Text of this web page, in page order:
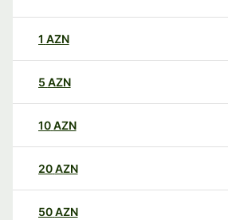
1 AZN
5 AZN
10AZN
20AZN
50AZN